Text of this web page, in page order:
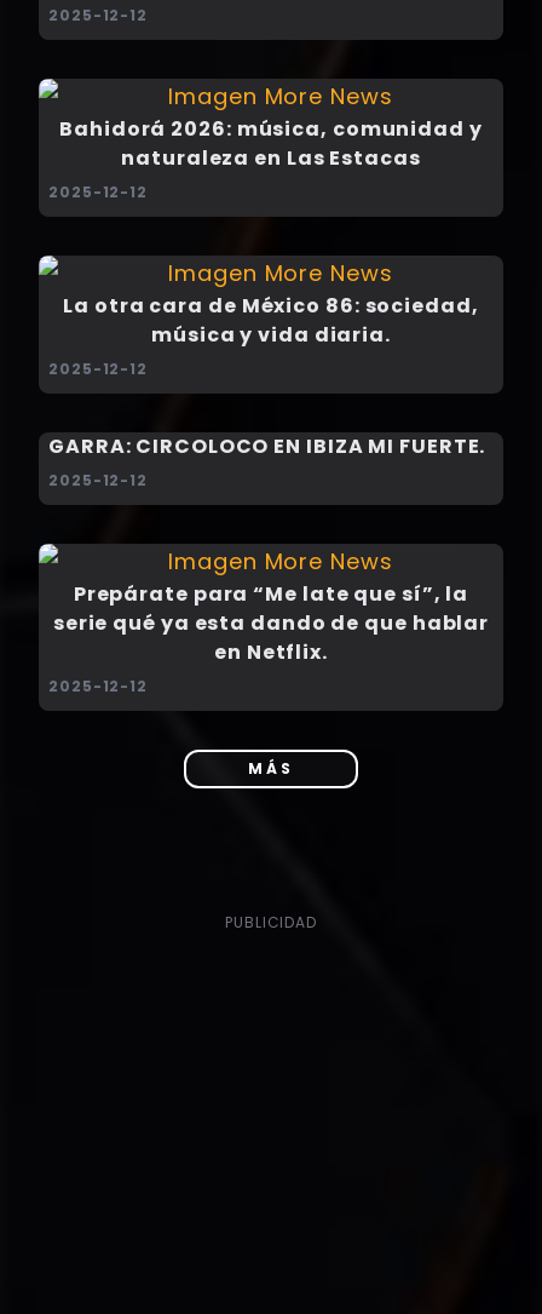
2025-12-12
Bahidorá 2026: música, comunidad y
naturaleza en Las Estacas
2025-12-12
La otra cara de México 86: sociedad,
música y vida diaria.
2025-12-12
GARRA: CIRCOLOCO EN IBIZA MI FUERTE.
2025-12-12
Prepárate para “Me late que sí”, la
serie qué ya esta dando de que hablar
en Netflix.
2025-12-12
MÁS
PUBLICIDAD